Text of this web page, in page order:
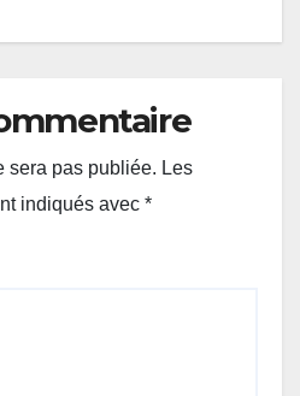
sera pas publiée. Les
indiqués avec *